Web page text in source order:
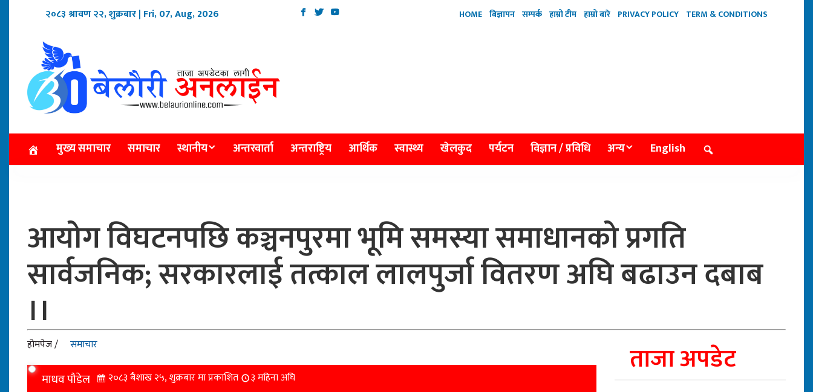
२०८३ श्रावण २२, शुक्रबार| Fri, 07, Aug, 2026 HOME बिज्ञापन सम्पर्क हाम्रो टीम हाम्रो बारे PRIVACY POLICY TERM & CONDITIONS
मुख्य समाचार समाचार स्थानीय अन्तरवार्ता अन्तराष्ट्रिय आर्थिक स्वास्थ्य खेलकुद पर्यटन विज्ञान / प्रविधि अन्य English
आयोग विघटनपछि कञ्चनपुरमा भूमि समस्या समाधानको प्रगति
सार्वजनिक; सरकारलाई तत्काल लालपुर्जा वितरण अघि बढाउन दबाब
।।
होमपेज / समाचार
माधव पौडेल २०८३ बैशाख २५, शुक्रबार मा प्रकाशित ३ महिना अघि ताजा अपडेट